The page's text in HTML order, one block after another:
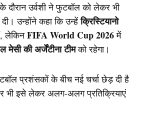
के दौरान उर्वशी ने फुटबॉल को लेकर भी
दी। उन्होंने कहा कि उन्हेंक्रिस्टियानो
लेकिनFIFA World Cup 2026में
मेसी की अर्जेंटीना टीमको रहेगा।
प्रशंसकों के बीच नई चर्चा छेड़ दी है
भी इसे लेकर अलग-अलग प्रतिक्रियाएं